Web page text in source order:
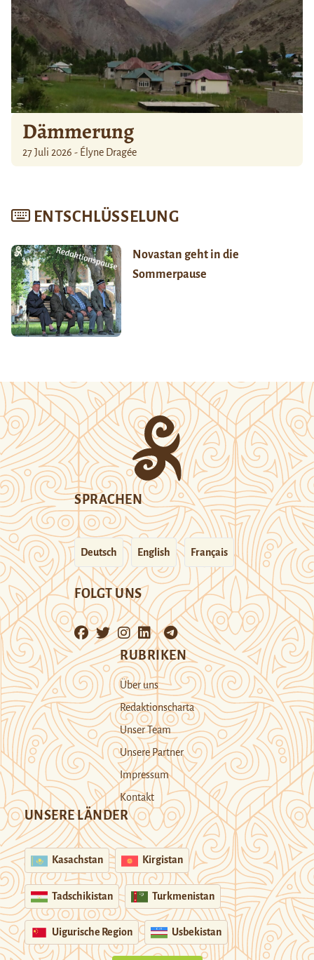
Dämmerung
27 Juli 2026 - Élyne Dragée
ENTSCHLÜSSELUNG
Novastan geht in die
Sommerpause
SPRACHEN
Deutsch English Français
FOLGT UNS
RUBRIKEN
Über uns
Redaktionscharta
Unser Team
Unsere Partner
Impressum
Kontakt
UNSERE LÄNDER
Kasachstan Kirgistan
Tadschikistan Turkmenistan
Uigurische Region Usbekistan